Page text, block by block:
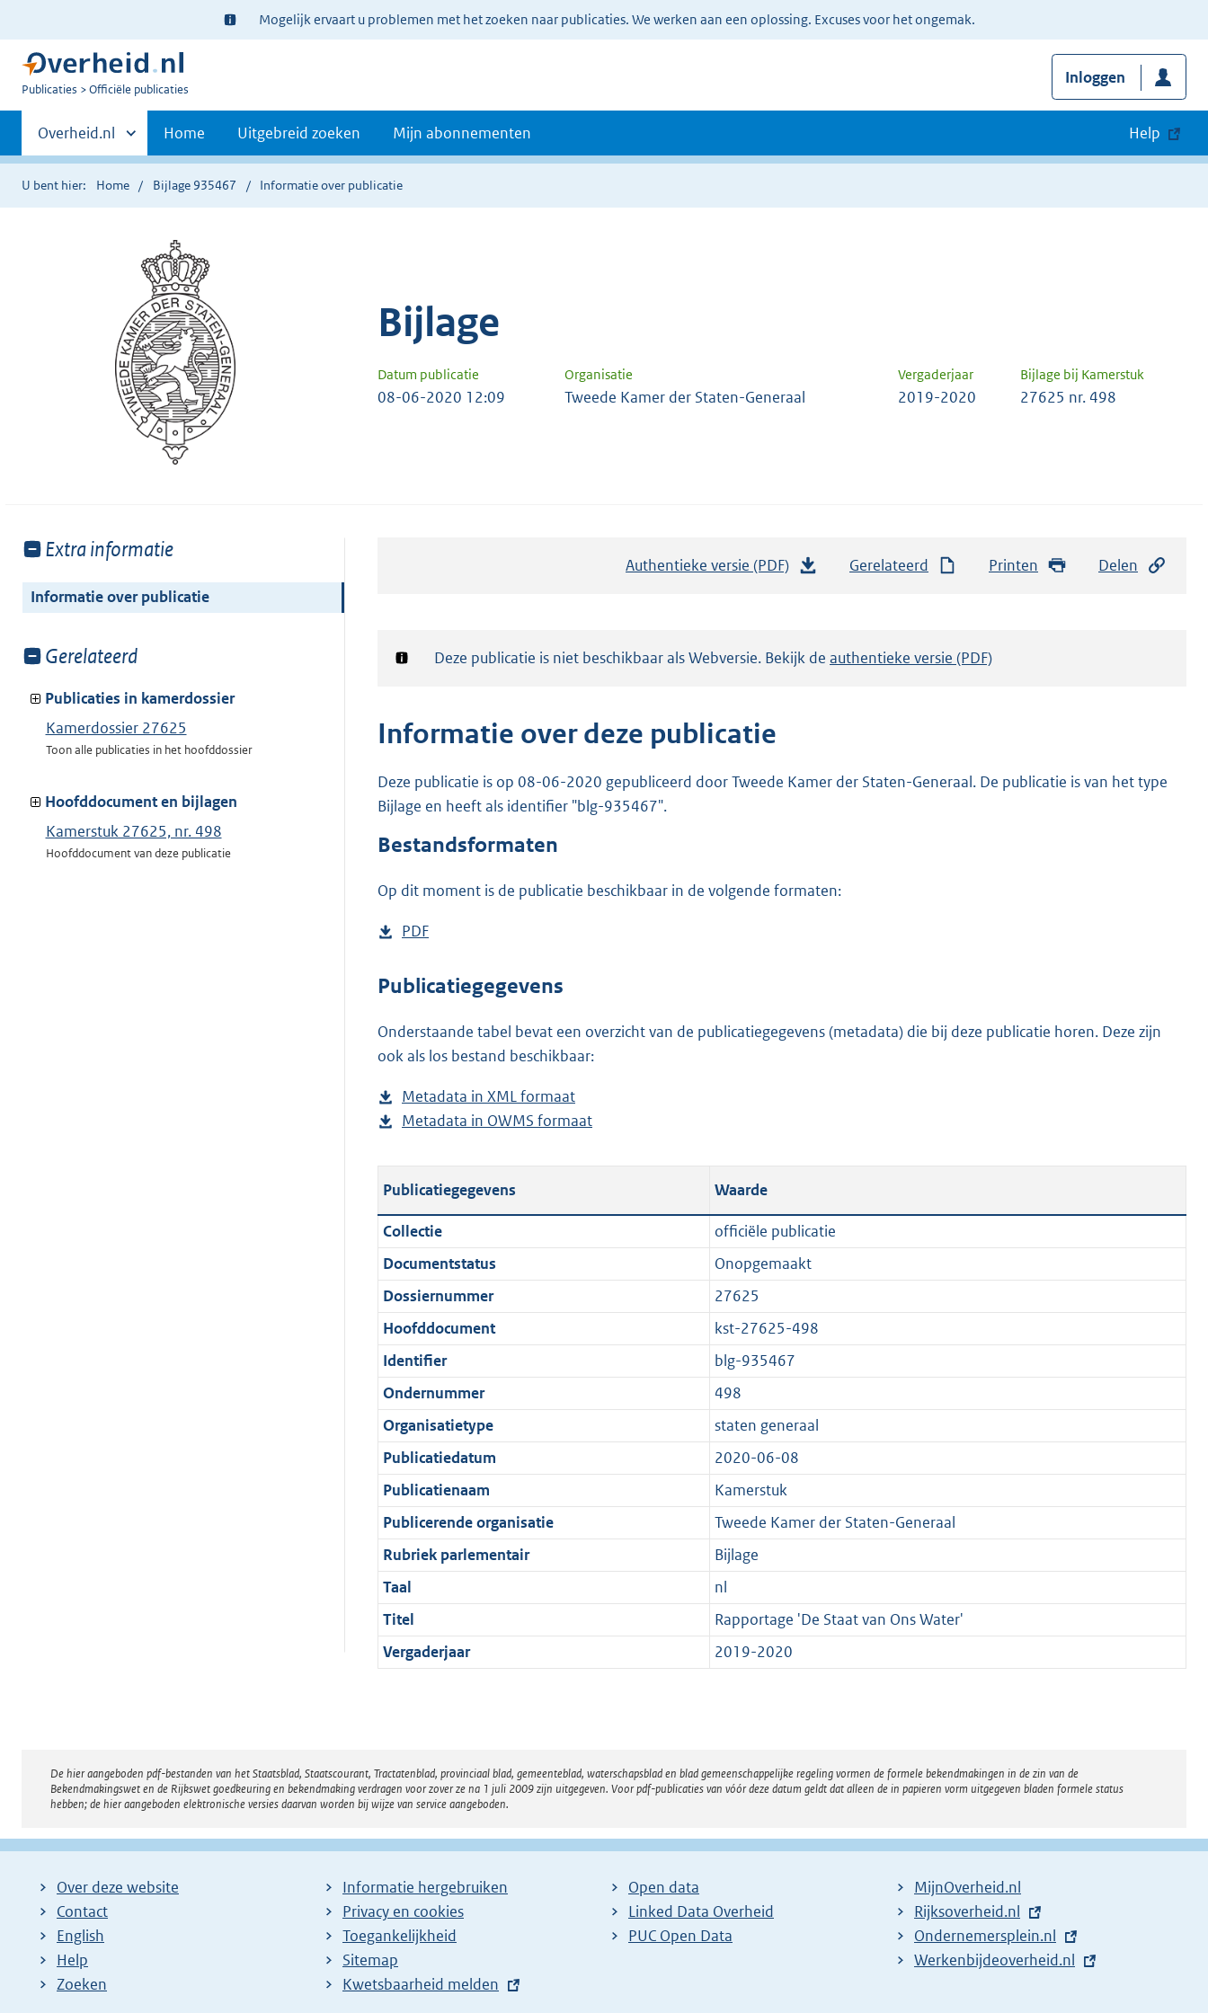
Ter
informatie:
Mogelijk ervaart u problemen met het zoeken naar publicaties. We werken aan een oplossing. Excuses voor het ongemak.
U
Publicaties Officiële publicaties
Inloggen
Primaire
navigatie
Andere
sites
binnen
Overheid.nl Home Uitgebreid zoeken Mijn abonnementen Help
U bent hier: Home Bijlage 935467 Informatie over publicatie
Bijlage
Datum publicatie Organisatie Vergaderjaar Bijlage bij Kamerstuk
08-06-2020 12:09 Tweede Kamer der Staten-Generaal 2019-2020 27625 nr. 498
Toon
van:
Extra informatie
Informatie over publicatie
Toon
van:
Gerelateerd
Publicaties in kamerdossier
Kamerdossier 27625
Toon alle publicaties in het hoofddossier
Hoofddocument en bijlagen
Kamerstuk 27625, nr. 498
Hoofddocument van deze publicatie
Authentieke versie (PDF)
a
r
M
Gerelateerd Printen Delen
Notificatie:
Deze publicatie is niet beschikbaar als Webversie. Bekijk de authentieke versie (PDF)
Informatie over deze publicatie
Deze publicatie is op 08-06-2020 gepubliceerd door Tweede Kamer der Staten-Generaal. De publicatie is van het type
Bijlage en heeft als identifier "blg-935467".
Bestandsformaten
Op dit moment is de publicatie beschikbaar in de volgende formaten:
D
w
l
o
d
p
l
i
c
a
t
i
e
i
n
f
o
r
m
a
a
t
PDF
s
a
n
s
g
o
t
t
e
:
1
,
3
M
b
Publicatiegegevens
Onderstaande tabel bevat een overzicht van de publicatiegegevens (metadata) die bij deze publicatie horen. Deze zijn
ook als los bestand beschikbaar:
Metadata in XML formaat
e
t
n
r
t
K
Metadata in OWMS formaat
s
a
g
t
1
Publicatiegegevens Waarde
Collectie
officiële publicatie
Documentstatus
Onopgemaakt
Dossiernummer
27625
Hoofddocument
kst-27625-498
Identifier
blg-935467
Ondernummer
498
Organisatietype
staten generaal
Publicatiedatum
2020-06-08
Publicatienaam
Kamerstuk
Publicerende organisatie
Tweede Kamer der Staten-Generaal
Rubriek parlementair
Bijlage
Taal
nl
Titel
Rapportage 'De Staat van Ons Water'
Vergaderjaar
2019-2020
Disclaimer
De hier aangeboden pdf-bestanden van het Staatsblad, Staatscourant, Tractatenblad, provinciaal blad, gemeenteblad, waterschapsblad en blad gemeenschappelijke regeling vormen de formele bekendmakingen in de zin van de
Bekendmakingswet en de Rijkswet goedkeuring en bekendmaking verdragen voor zover ze na 1 juli 2009 zijn uitgegeven. Voor pdf-publicaties van vóór deze datum geldt dat alleen de in papieren vorm uitgegeven bladen formele status
hebben; de hier aangeboden elektronische versies daarvan worden bij wijze van service aangeboden.
Over deze website
Contact
English
Help
Zoeken
Informatie hergebruiken
Privacy en cookies
Toegankelijkheid
Sitemap
E
Kwetsbaarheid melden
Open data
Linked Data Overheid
PUC Open Data
MijnOverheid.nl
E
x
t
Rijksoverheid.nl
E
x
Ondernemersplein.nl
E
Werkenbijdeoverheid.nl